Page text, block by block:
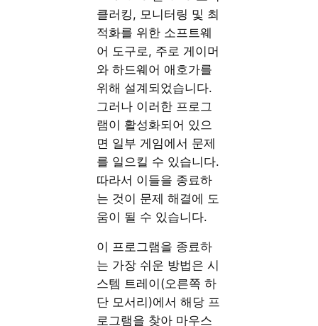
클러킹, 모니터링 및 최
적화를 위한 소프트웨
어 도구로, 주로 게이머
와 하드웨어 애호가를
위해 설계되었습니다.
그러나 이러한 프로그
램이 활성화되어 있으
면 일부 게임에서 문제
를 일으킬 수 있습니다.
따라서 이들을 종료하
는 것이 문제 해결에 도
움이 될 수 있습니다.
이 프로그램을 종료하
는 가장 쉬운 방법은 시
스템 트레이(오른쪽 하
단 모서리)에서 해당 프
로그램을 찾아 마우스